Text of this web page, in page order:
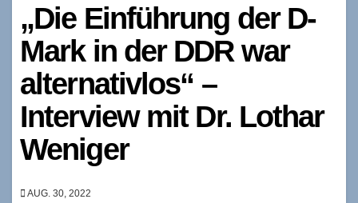
„Die Einführung der D-
Mark in der DDR war
alternativlos“ –
Interview mit Dr. Lothar
Weniger
AUG. 30, 2022